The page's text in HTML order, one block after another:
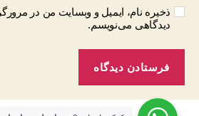
ذخیره نام، ایمیل و وبسایت من در
دیدگاهی می‌نویسم.